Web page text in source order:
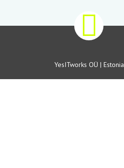
YesITworks OÜ | Estonia